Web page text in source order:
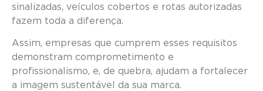
sinalizadas, veículos cobertos e rotas autorizadas
fazem toda a diferença.
Assim, empresas que cumprem esses requisitos
demonstram comprometimento e
profissionalismo, e, de quebra, ajudam a fortalecer
a imagem sustentável da sua marca.